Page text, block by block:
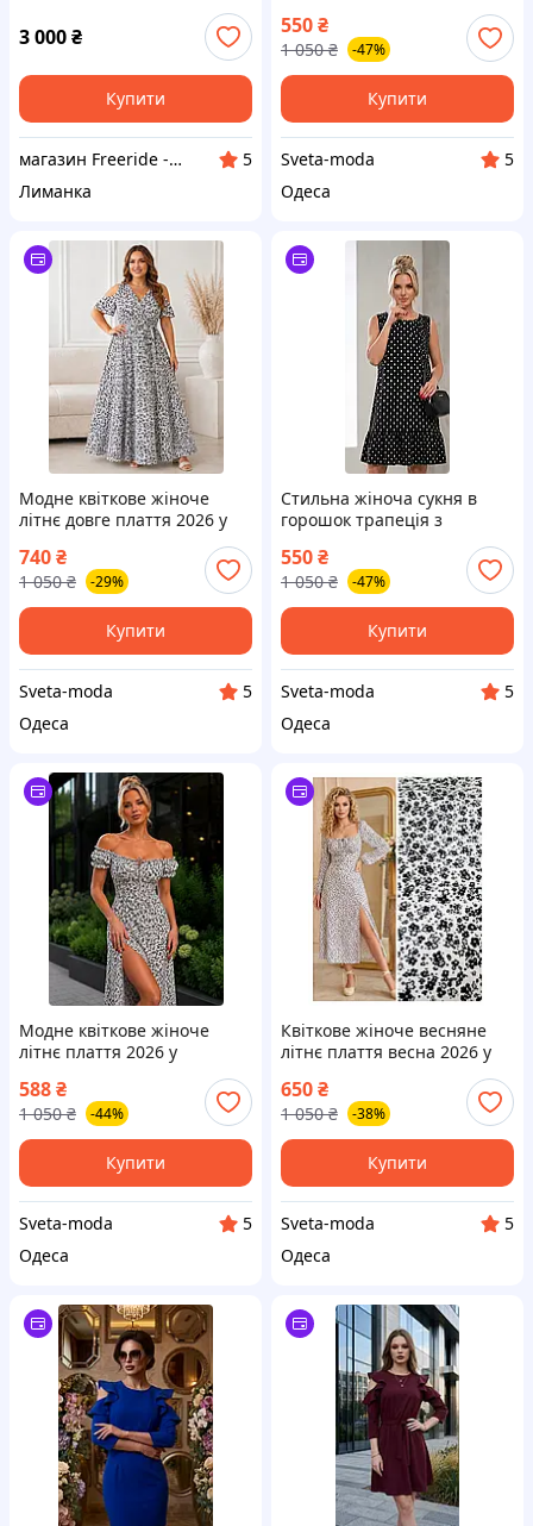
3 000₴
Купити
магазин Freeride - вело та спорт товари
5
Лиманка
550₴
1 050 ₴ -47%
Купити
Sveta-moda
5
Одеса
Модне квіткове жіноче
літнє довге плаття 2026 у
квітковий принт із запахом
штапель юбка полусонце
740₴
1 050 ₴ -29%
Купити
Sveta-moda
5
Одеса
Стильна жіноча сукня в
горошок трапеція з
рюшами літня сукня 2026
550₴
1 050 ₴ -47%
Купити
Sveta-moda
5
Одеса
Модне квіткове жіноче
літнє плаття 2026 у
квітковий принт із вирізом
588₴
1 050 ₴ -44%
Купити
Sveta-moda
5
Одеса
Квіткове жіноче весняне
літнє плаття весна 2026 у
квітковий принт із вирізом
650₴
1 050 ₴ -38%
Купити
Sveta-moda
5
Одеса